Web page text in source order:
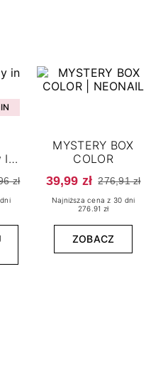
In
zł
MYSTERY BOX
COLOR
39,99 zł 276,91 zł
Najniższa cena z 30 dni
276.91 zł
ZOBACZ